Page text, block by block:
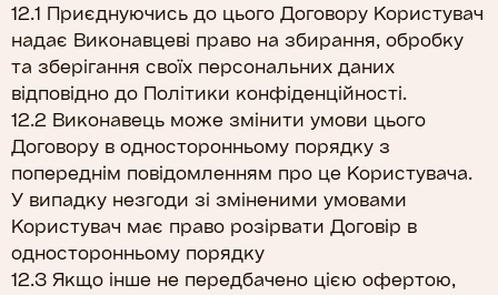
12.1 Приєднуючись до цього Договору Користувач
надає Виконавцеві право на збирання, обробку
та зберігання своїх персональних даних
відповідно до Політики конфіденційності.
12.2 Виконавець може змінити умови цього
Договору в односторонньому порядку з
попереднім повідомленням про це Користувача.
У випадку незгоди зі зміненими умовами
Користувач має право розірвати Договір в
односторонньому порядку
12.3 Якщо інше не передбачено цією офертою,